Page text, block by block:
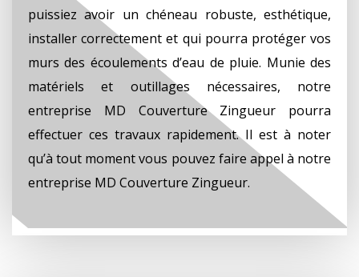
puissiez avoir un chéneau robuste, esthétique,
installer correctement et qui pourra protéger vos
murs des écoulements d’eau de pluie. Munie des
matériels et outillages nécessaires, notre
entreprise MD Couverture Zingueur pourra
effectuer ces travaux rapidement. Il est à noter
qu’à tout moment vous pouvez faire appel à notre
entreprise MD Couverture Zingueur.